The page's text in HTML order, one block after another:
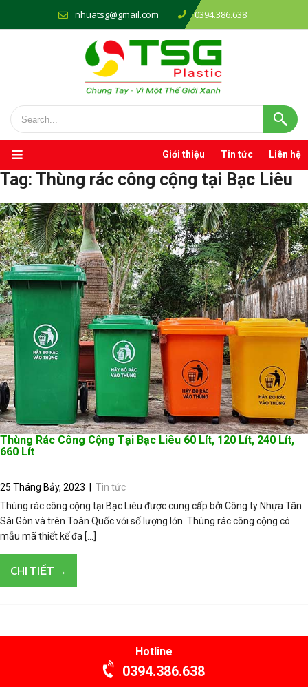
nhuatsg@gmail.com 0394.386.638
Giới thiệu Tin tức Liên hệ
Tag: Thùng rác công cộng tại Bạc Liêu
Thùng Rác Công Cộng Tại Bạc Liêu 60 Lít, 120 Lít, 240 Lít,
660 Lít
25 Tháng Bảy, 2023
Tin tức
Thùng rác công cộng tại Bạc Liêu được cung cấp bởi Công ty Nhựa Tân
Sài Gòn và trên Toàn Quốc với số lượng lớn. Thùng rác công cộng có
mẫu mã thiết kế đa […]
CHI TIẾT →
Hotline
0394.386.638